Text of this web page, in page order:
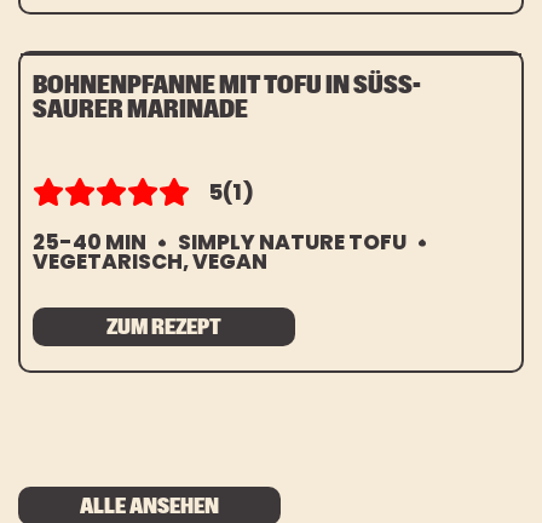
BOHNENPFANNE MIT TOFU IN SÜSS-S
AURER MARINADE
5(1)
25-40 MIN SIMPLY NATURE TOFU
VEGETARISCH, VEGAN
ZUM REZEPT
ALLE ANSEHEN